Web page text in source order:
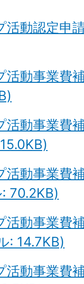
活動認定申
活動事業費
活動事業費
活動事業費
70.2KB)
活動事業費
: 14.7KB)
活動事業費